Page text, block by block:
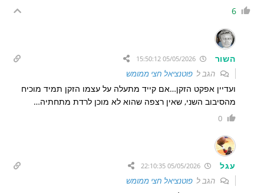
6
השור 05/05/2026 15:50:12
הגב לפוטנציאל חצי ממומש
ועדיין אפקט הזקן…אם קייד מתעלה על עצמו הזקן תמיד מוכיח
מהסיבוב השני, שאין רצפה שהוא לא מוכן לרדת מתחתיה…
0
עגל
הגב לפוטנציאל חצי ממומש